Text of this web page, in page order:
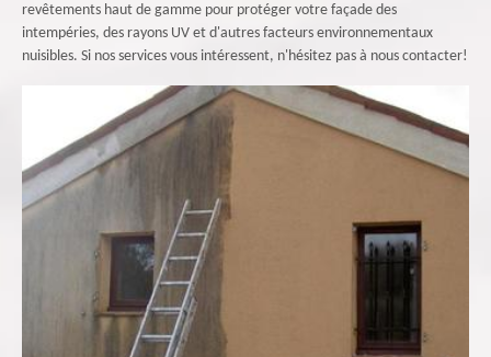
revêtements haut de gamme pour protéger votre façade des
intempéries, des rayons UV et d'autres facteurs environnementaux
nuisibles. Si nos services vous intéressent, n'hésitez pas à nous contacter!